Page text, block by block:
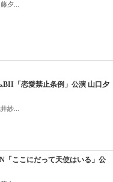
夕...
BII「恋愛禁止条例」公演 山口夕
紗...
「ここにだって天使はいる」公